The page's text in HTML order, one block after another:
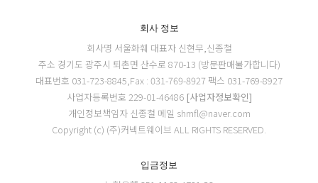
회사 정보
회사명 서울화훼 대표자 신현무,신종철
주소 경기도 광주시 퇴촌면 산수로 870-13 (방문판매불가합니다)
대표번호 031-723-8845,Fax : 031-769-8927 팩스 031-769-8927
사업자등록번호 229-01-46486 [사업자정보확인]
개인정보책임자 신종철 메일 shmfl@naver.com
Copyright (c) (주)커넥트웨이브 ALL RIGHTS RESERVED.
입금정보